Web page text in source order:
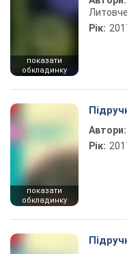
показати
обкладинку
Рік:
показати
обкладинку
Автори:
Рік: